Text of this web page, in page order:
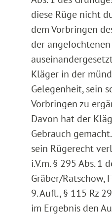
diese Rüge nicht
dem Vorbringen
der
Kläger in der
Gelegenheit, sein
Vorbringen zu
Davon hat der
Gebrauch
sein Rügerecht
i.V.m. § 295 Abs.
Gräber/Ratschow,
9. Aufl., § 115 Rz
im Ergebnis den